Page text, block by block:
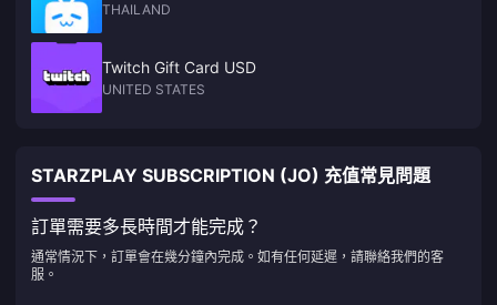
THAILAND
Twitch Gift Card USD
UNITED STATES
STARZPLAY SUBSCRIPTION (JO) 充值常見問題
訂單需要多長時間才能完成？
通常情況下，訂單會在幾分鐘內完成。如有任何延遲，請聯絡我們的客
服。